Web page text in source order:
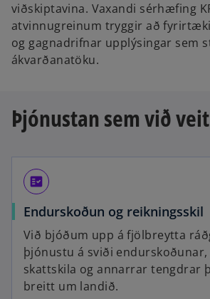
viðskiptavina. Vaxandi sérhæfing
atvinnugreinum tryggir að
og gagnadrifnar upplýsingar sem
ákvarðanatöku.
Þjónustan sem við
fact_check
Endurskoðun og reikningsskil
Við bjóðum upp á fjölbreytta
þjónustu á sviði
skattskila og annarrar tengdrar
breitt um landið.